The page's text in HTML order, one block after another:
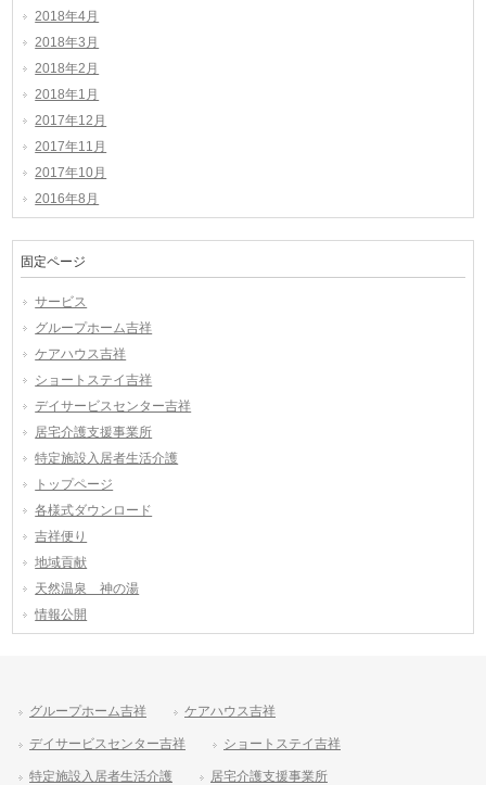
2018年4月
2018年3月
2018年2月
2018年1月
2017年12月
2017年11月
2017年10月
2016年8月
固定ページ
サービス
グループホーム吉祥
ケアハウス吉祥
ショートステイ吉祥
デイサービスセンター吉祥
居宅介護支援事業所
特定施設入居者生活介護
トップページ
各様式ダウンロード
吉祥便り
地域貢献
天然温泉 神の湯
情報公開
グループホーム吉祥 ケアハウス吉祥
デイサービスセンター吉祥 ショートステイ吉祥
特定施設入居者生活介護 居宅介護支援事業所